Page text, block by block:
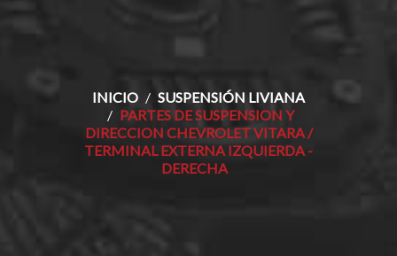
INICIO
SUSPENSIÓN LIVIANA
PARTES DE SUSPENSION Y
DIRECCION CHEVROLET VITARA /
TERMINAL EXTERNA IZQUIERDA -
DERECHA